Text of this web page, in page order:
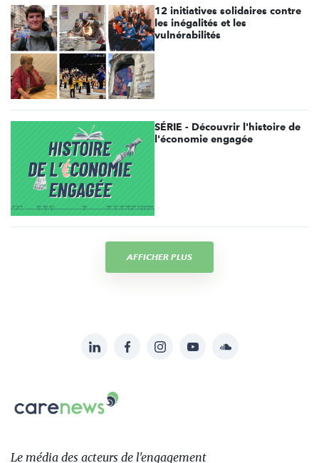
12 initiatives solidaires contre
les inégalités et les
vulnérabilités
SÉRIE - Découvrir l'histoire de
l'économie engagée
AFFICHER PLUS
sur:
LinkedInFacebookInstagramYouTubeSoundcloud
Carenews,
Le
des
Le média des acteurs de l'engagement